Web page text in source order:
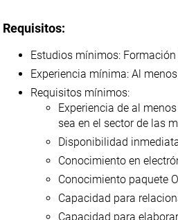
Requisitos:
Estudios mínimos:
Experiencia mínima: Al
Requisitos mínimos:
Experiencia de al
sea en el sector de las
Disponibilidad
Conocimiento en
Conocimiento paquete
Capacidad para
Capacidad para